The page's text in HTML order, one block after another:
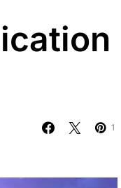
1